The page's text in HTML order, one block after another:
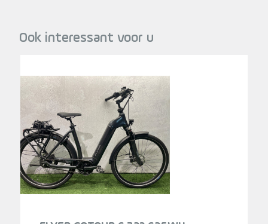
Ook interessant voor u